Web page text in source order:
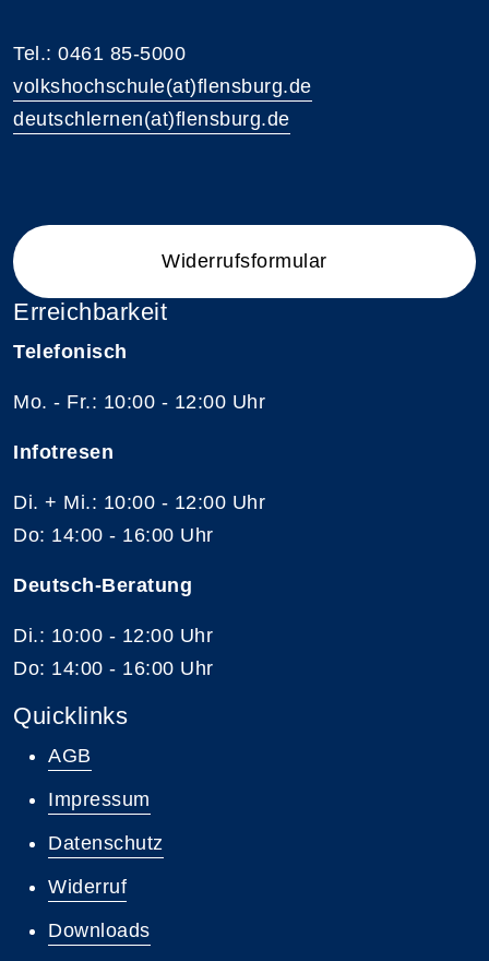
Tel.: 0461 85-5000
volkshochschule(at)flensburg.de
deutschlernen(at)flensburg.de
Widerrufsformular
Erreichbarkeit
Telefonisch
Mo. - Fr.: 10:00 - 12:00 Uhr
Infotresen
Di. + Mi.: 10:00 - 12:00 Uhr
Do: 14:00 - 16:00 Uhr
Deutsch-Beratung
Di.: 10:00 - 12:00 Uhr
Do: 14:00 - 16:00 Uhr
Quicklinks
AGB
Impressum
Datenschutz
Widerruf
Downloads